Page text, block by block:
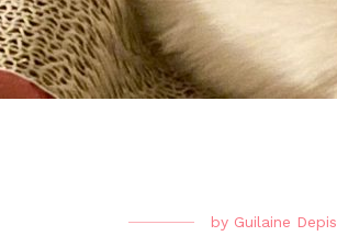
by Guilaine Depis